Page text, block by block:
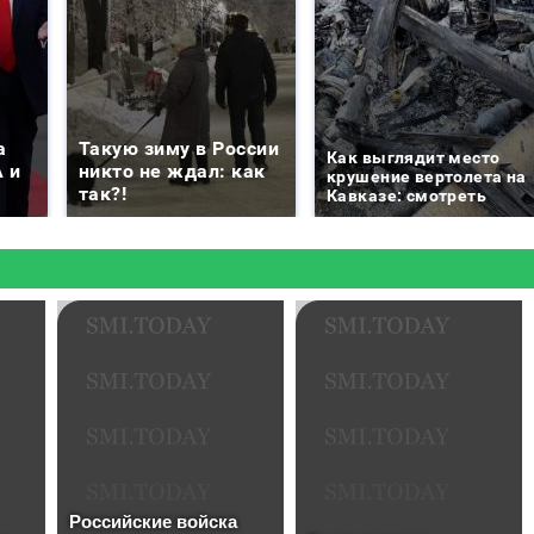
и
Такую зиму в России
никто не ждал: как
так?!
Как выглядит место
крушение вертолета на
Кавказе: смотреть